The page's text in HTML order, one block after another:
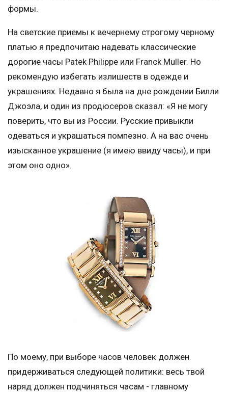
формы.
На светские приемы к вечернему строгому черному
платью я предпочитаю надевать классические
дорогие часы Patek Philippe или Franck Muller. Но
рекомендую избегать излишеств в одежде и
украшениях. Недавно я была на дне рождении Билли
Джоэла, и один из продюсеров сказал: «Я не могу
поверить, что вы из России. Русские привыкли
одеваться и украшаться помпезно. А на вас очень
изысканное украшение (я имею ввиду часы), и при
этом оно одно».
По моему, при выборе часов человек должен
придерживаться следующей политики: весь твой
наряд должен подчиняться часам - главному